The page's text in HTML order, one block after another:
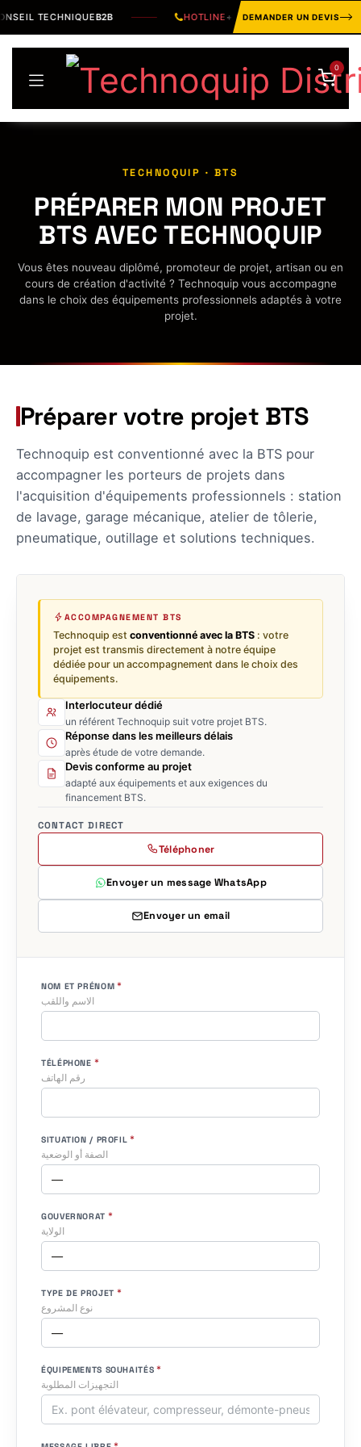
TECHNIQUEB2B HOTLINE+216 31 32 21 20
DEMANDER UN DEVIS
0
TECHNOQUIP · BTS
PRÉPARER MON PROJET
BTS AVEC TECHNOQUIP
Vous êtes nouveau diplômé, promoteur de projet, artisan ou en
cours de création d'activité ? Technoquip vous accompagne
dans le choix des équipements professionnels adaptés à votre
projet.
Préparer votre projet BTS
Technoquip est conventionné avec la BTS pour
accompagner les porteurs de projets dans
l'acquisition d'équipements professionnels : station
de lavage, garage mécanique, atelier de tôlerie,
pneumatique, outillage et solutions techniques.
ACCOMPAGNEMENT BTS
Technoquip est conventionné avec la BTS : votre
projet est transmis directement à notre équipe
dédiée pour un accompagnement dans le choix des
équipements.
Interlocuteur dédié
un référent Technoquip suit votre projet BTS.
Réponse dans les meilleurs délais
après étude de votre demande.
Devis conforme au projet
adapté aux équipements et aux exigences du
financement BTS.
CONTACT DIRECT
Téléphoner
Envoyer un message WhatsApp
Envoyer un email
NOM ET PRÉNOM *
الاسم واللقب
TÉLÉPHONE *
رقم الهاتف
SITUATION / PROFIL *
الصفة أو الوضعية
GOUVERNORAT *
الولاية
TYPE DE PROJET *
نوع المشروع
ÉQUIPEMENTS SOUHAITÉS *
التجهيزات المطلوبة